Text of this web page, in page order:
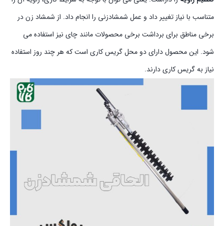
متناسب با نیاز تغییر داد و عمل شمشادزنی را انجام داد. از شمشاد زن در
برخی مناطق برای برداشت برخی محصولات مانند چای نیز استفاده می
شود. این محصول دارای دو محل گریس کاری است که هر چند روز استفاده
نیاز به گریس کاری دارند.